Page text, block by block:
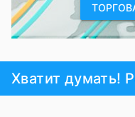
Хватит думать!